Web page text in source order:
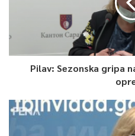
Pilav: Sezonska gripa